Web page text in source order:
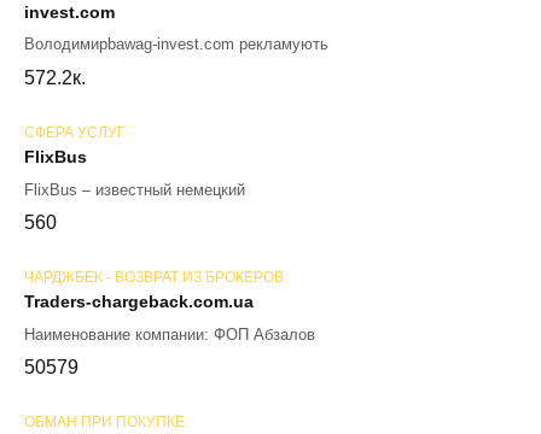
invest.com
Володимирbawag-invest.com рекламують
572.2к.
СФЕРА УСЛУГ
FlixBus
FlixBus – известный немецкий
560
ЧАРДЖБЕК - ВОЗВРАТ ИЗ БРОКЕРОВ
Traders-chargeback.com.ua
Наименование компании: ФОП Абзалов
50579
ОБМАН ПРИ ПОКУПКЕ